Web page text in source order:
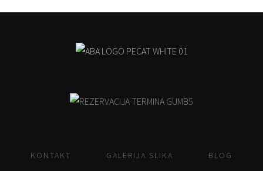
KONTAKT GALERIJA SLIKA BLOG